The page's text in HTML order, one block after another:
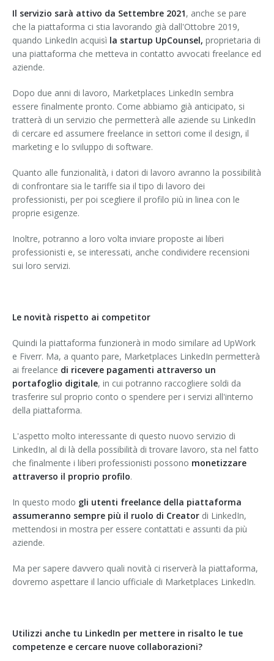
Il servizio sarà attivo da Settembre 2021, anche se pare
che la piattaforma ci stia lavorando già dall'Ottobre 2019,
quando LinkedIn acquisì la startup UpCounsel, proprietaria di
una piattaforma che metteva in contatto avvocati freelance ed
aziende.
Dopo due anni di lavoro, Marketplaces LinkedIn sembra
essere finalmente pronto. Come abbiamo già anticipato, si
tratterà di un servizio che permetterà alle aziende su LinkedIn
di cercare ed assumere freelance in settori come il design, il
marketing e lo sviluppo di software.
Quanto alle funzionalità, i datori di lavoro avranno la possibilità
di confrontare sia le tariffe sia il tipo di lavoro dei
professionisti, per poi scegliere il profilo più in linea con le
proprie esigenze.
Inoltre, potranno a loro volta inviare proposte ai liberi
professionisti e, se interessati, anche condividere recensioni
sui loro servizi.
Le novità rispetto ai competitor
Quindi la piattaforma funzionerà in modo similare ad UpWork
e Fiverr. Ma, a quanto pare, Marketplaces LinkedIn permetterà
ai freelance di ricevere pagamenti attraverso un
portafoglio digitale, in cui potranno raccogliere soldi da
trasferire sul proprio conto o spendere per i servizi all'interno
della piattaforma.
L'aspetto molto interessante di questo nuovo servizio di
LinkedIn, al di là della possibilità di trovare lavoro, sta nel fatto
che finalmente i liberi professionisti possono monetizzare
attraverso il proprio profilo.
In questo modo gli utenti freelance della piattaforma
assumeranno sempre più il ruolo di Creator di LinkedIn,
mettendosi in mostra per essere contattati e assunti da più
aziende.
Ma per sapere davvero quali novità ci riserverà la piattaforma,
dovremo aspettare il lancio ufficiale di Marketplaces LinkedIn.
Utilizzi anche tu LinkedIn per mettere in risalto le tue
competenze e cercare nuove collaborazioni?